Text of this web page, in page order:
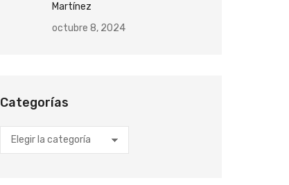
Martínez
octubre 8, 2024
Categorías
Categorías